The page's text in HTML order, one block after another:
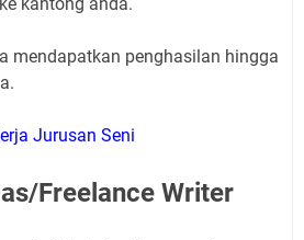
mendapatkan penghasilan hingga
Jurusan Seni
Freelance Writer